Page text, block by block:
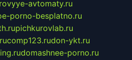
avtomaty.ru
porno-besplatno.ru
pichkurovlab.ru
comp123.rudon-ykt.ru
domashnee-porno.ru